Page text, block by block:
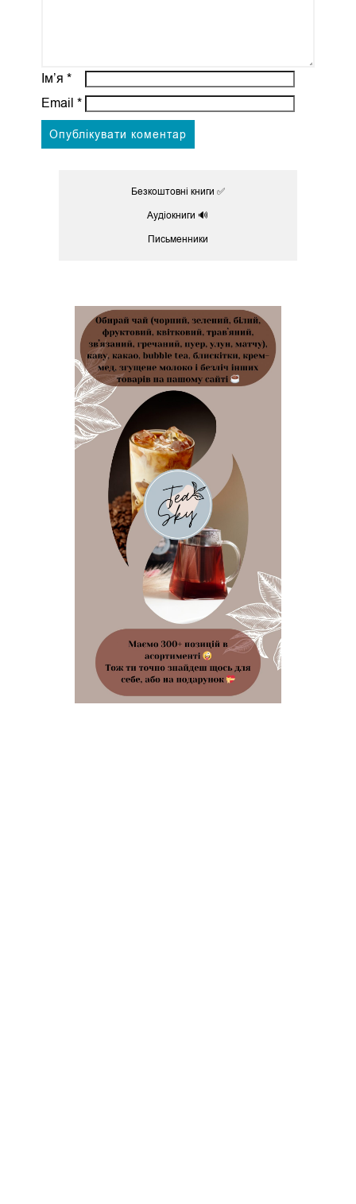
Ім’я *
Email *
Безкоштовні книги ✅
Аудіокниги 🔊
Письменники